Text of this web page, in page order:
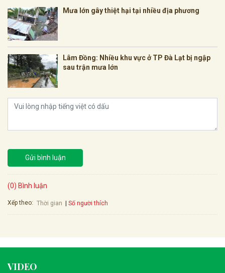
Mưa lớn gây thiệt hại tại nhiều địa phương
Lâm Đồng: Nhiều khu vực ở TP Đà Lạt bị ngập
sau trận mưa lớn
Gửi bình luận
(0) Bình luận
Xếp theo: Thời gian Số người thích
VIDEO